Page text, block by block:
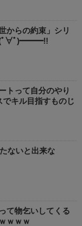
からの約束」シリ
ﾟ∀ﾟ)━━━!!
トって自分のやり
キル目指すものじ
ないと出来な
て物乞いしてくる
ｗｗｗ